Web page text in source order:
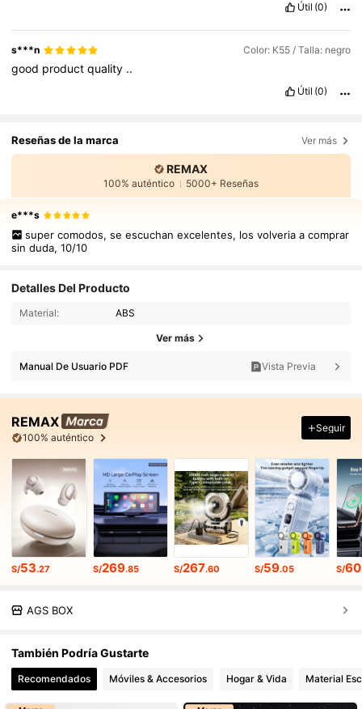
Útil (0)
s***n Color: K55 / Talla: negro
good productquality ..
Útil (0)
Reseñas de la marca Ver más
REMAX
100% auténtico 5000+ Reseñas
e***s
super comodos, se escuchan excelentes, los volveria a comprar
sin duda, 10/10
Detalles Del Producto
Material: ABS
Ver más
Manual De Usuario PDF Vista Previa
REMAX
100% auténtico
Seguir
S/53.27 S/269.85 S/267.60 S/59.05 S/60
AGS BOX
También Podría Gustarte
Recomendados Móviles & Accesorios Hogar & Vida Material